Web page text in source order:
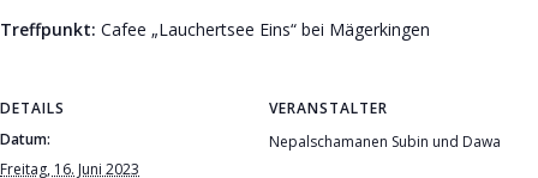
Treffpunkt: Cafee „Lauchertsee Eins“ bei Mägerkingen
DETAILS
Datum:
Freitag, 16. Juni 2023
VERANSTALTER
Nepalschamanen Subin und Dawa